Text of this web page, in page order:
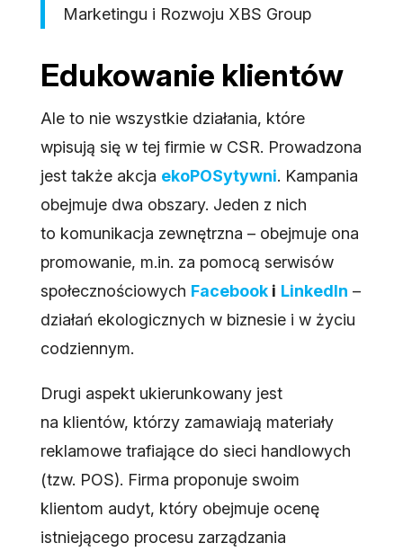
Marketingu i Rozwoju XBS Group
Edukowanie klientów
Ale to nie wszystkie działania, które
wpisują się w tej firmie w CSR. Prowadzona
jest także akcja ekoPOSytywni. Kampania
obejmuje dwa obszary. Jeden z nich
to komunikacja zewnętrzna – obejmuje ona
promowanie, m.in. za pomocą serwisów
społecznościowych Facebooki LinkedIn –
działań ekologicznych w biznesie i w życiu
codziennym.
Drugi aspekt ukierunkowany jest
na klientów, którzy zamawiają materiały
reklamowe trafiające do sieci handlowych
(tzw. POS). Firma proponuje swoim
klientom audyt, który obejmuje ocenę
istniejącego procesu zarządzania